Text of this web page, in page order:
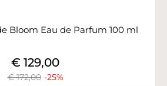
Bloom Eau de Parfum 100 ml
€ 172,00 -25%
€ 129,00